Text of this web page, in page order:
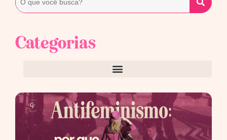
Categorias